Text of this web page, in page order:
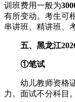
训班费用一般为
有所变动。考生可
串讲班、精讲班、
五、黑龙江
①笔试
幼儿教师资格
力。面试不分科目。